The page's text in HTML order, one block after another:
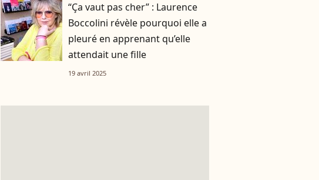
“Ça vaut pas cher” : Laurence
Boccolini révèle pourquoi elle a
pleuré en apprenant qu’elle
attendait une fille
19 avril 2025